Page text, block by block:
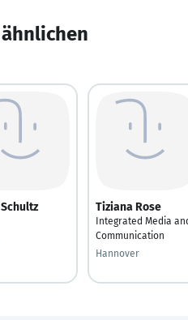
Tiziana Rose
Integrated Media
Communication
Hannover